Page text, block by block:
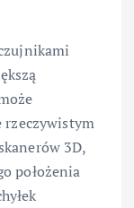
rzeczywistym
3D,
położenia